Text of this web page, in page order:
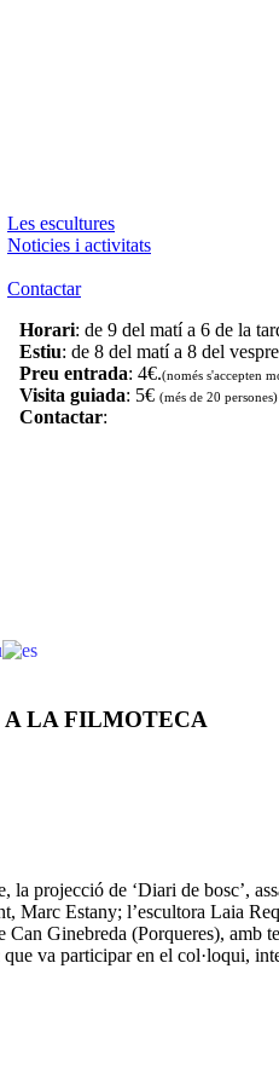
Les escultures
Noticies i activitats
Contactar
Horari: de 9 del matí a 6 de la
Estiu: de 8 del matí a 8 del
Preu entrada: 4€.(només s'accepten
Visita guiada: 5€ (més de 20 persones)
Contactar:
A LA FILMOTECA
projecció de ‘Diari de bosc’,
Marc Estany; l’escultora Laia
Ginebreda (Porqueres),
va participar en el col·loqui,